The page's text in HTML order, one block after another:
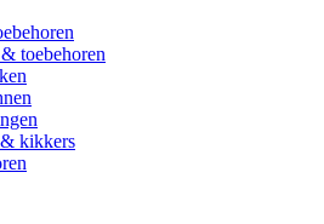
toebehoren
kikkers